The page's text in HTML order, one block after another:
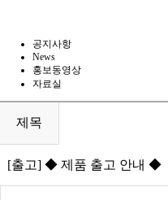
공지사항
News
홍보동영상
자료실
제목
[출고] ◆ 제품 출고 안내 ◆